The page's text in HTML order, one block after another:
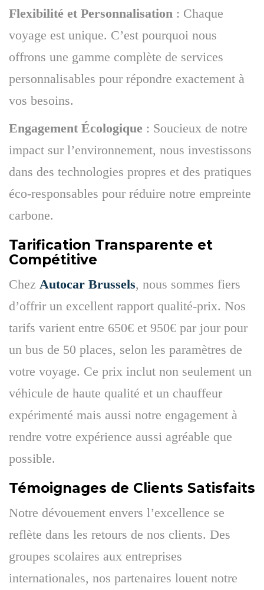
Flexibilité et Personnalisation : Chaque
voyage est unique. C’est pourquoi nous
offrons une gamme complète de services
personnalisables pour répondre exactement à
vos besoins.
Engagement Écologique : Soucieux de notre
impact sur l’environnement, nous investissons
dans des technologies propres et des pratiques
éco-responsables pour réduire notre empreinte
carbone.
Tarification Transparente et
Compétitive
Chez Autocar Brussels, nous sommes fiers
d’offrir un excellent rapport qualité-prix. Nos
tarifs varient entre 650€ et 950€ par jour pour
un bus de 50 places, selon les paramètres de
votre voyage. Ce prix inclut non seulement un
véhicule de haute qualité et un chauffeur
expérimenté mais aussi notre engagement à
rendre votre expérience aussi agréable que
possible.
Témoignages de Clients Satisfaits
Notre dévouement envers l’excellence se
reflète dans les retours de nos clients. Des
groupes scolaires aux entreprises
internationales, nos partenaires louent notre